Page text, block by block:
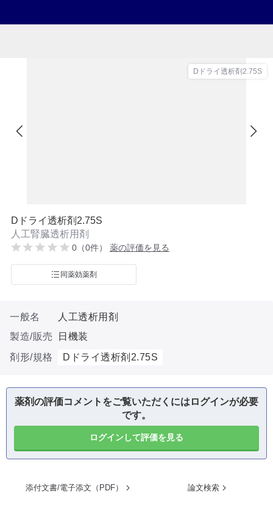
Dドライ透析剤2.75S
Dドライ透析剤2.75S
人工腎臓透析用剤
0（0件） 薬の評価を見る
同薬効薬剤
一般名
人工透析用剤
製造/販売
日機装
剤形/規格
Dドライ透析剤2.75S
薬剤の評価コメントをご覧いただくにはログインが必要
です。
ログインして評価を見る
添付文書/電子添文（PDF） 論文検索